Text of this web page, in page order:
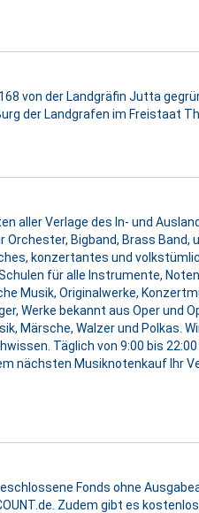
von der Landgräfin Jutta
der Landgrafen im Freistaat
aller Verlage des In- und
Bigband, Brass Band,
konzertantes und
für alle Instrumente,
Musik, Originalwerke,
Werke bekannt aus Oper und
Märsche, Walzer und Polkas.
Täglich von 9:00 bis
nächsten Musiknotenkauf Ihr
Fonds ohne
Zudem gibt es